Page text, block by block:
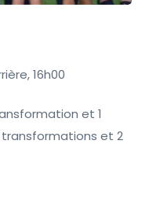
16h00
et 1
transformations et 2